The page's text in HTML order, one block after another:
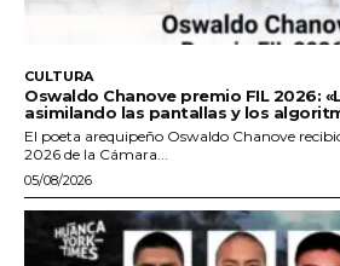
CULTURA
Oswaldo Chanove premio FIL 2026:
asimilando las pantallas y los
El poeta arequipeño Oswaldo Chanove
2026 de la Cámara...
05/08/2026